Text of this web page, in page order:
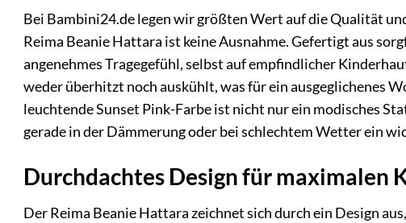
Bei Bambini24.de legen wir größten Wert auf die Qualität
Reima Beanie Hattara ist keine Ausnahme. Gefertigt aus
angenehmes Tragegefühl, selbst auf empfindlicher
weder überhitzt noch auskühlt, was für ein ausgeglichenes
leuchtende Sunset Pink-Farbe ist nicht nur ein modisches
gerade in der Dämmerung oder bei schlechtem Wetter ein
Durchdachtes Design für maximalen
Der Reima Beanie Hattara zeichnet sich durch ein Design